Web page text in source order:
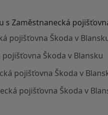
s Zaměstnanecká
pojišťovna Škoda v
Škoda v Blansku
pojišťovna Škoda v
pojišťovna Škoda v